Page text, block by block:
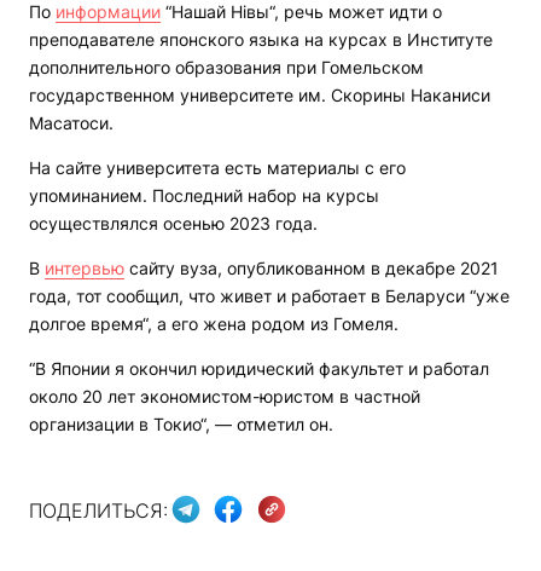
По информации “Нашай Нівы“, речь может идти о
преподавателе японского языка на курсах в Институте
дополнительного образования при Гомельском
государственном университете им. Скорины Наканиси
Масатоси.
На сайте университета есть материалы с его
упоминанием. Последний набор на курсы
осуществлялся осенью 2023 года.
В интервью сайту вуза, опубликованном в декабре 2021
года, тот сообщил, что живет и работает в Беларуси “уже
долгое время“, а его жена родом из Гомеля.
“В Японии я окончил юридический факультет и работал
около 20 лет экономистом-юристом в частной
организации в Токио“, — отметил он.
ПОДЕЛИТЬСЯ: